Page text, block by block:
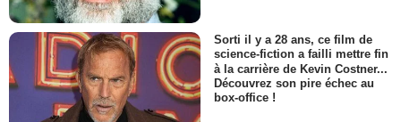
Sorti il y a 28 ans, ce film de
science-fiction a failli mettre fin
à la carrière de Kevin Costner...
Découvrez son pire échec au
box-office !